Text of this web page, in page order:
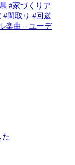
#家づくりア
#間取り #回遊
楽曲 – ユーデ
た